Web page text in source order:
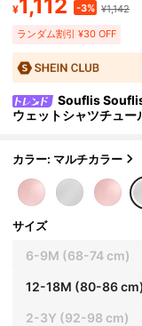
¥1,112 -3% ¥1,142
ランダム割引 ¥30 OFF
Souflis
ウェットシャツチュ
カラー: マルチカラー
サイズ
6-9M (68-74 cm)
12-18M (80-86 cm)
2-3Y (92-98 cm)